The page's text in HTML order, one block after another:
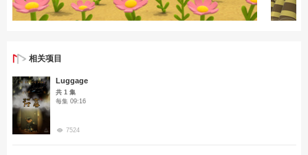
相关项目
Luggage
共 1 集
每集 09:16
7524